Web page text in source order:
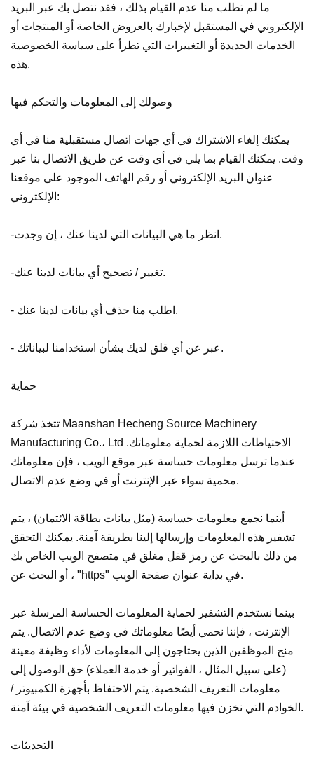
ما لم تطلب منا عدم القيام بذلك ، فقد نتصل بك عبر البريد
الإلكتروني في المستقبل لإخبارك بالعروض الخاصة أو المنتجات أو
الخدمات الجديدة أو التغييرات التي تطرأ على سياسة الخصوصية
هذه.
وصولك إلى المعلومات والتحكم فيها
يمكنك إلغاء الاشتراك في أي جهات اتصال مستقبلية منا في أي
وقت. يمكنك القيام بما يلي في أي وقت عن طريق الاتصال بنا عبر
عنوان البريد الإلكتروني أو رقم الهاتف الموجود على موقعنا
الإلكتروني:
-انظر ما هي البيانات التي لدينا عنك ، إن وجدت.
-تغيير / تصحيح أي بيانات لدينا عنك.
- اطلب منا حذف أي بيانات لدينا عنك.
- عبر عن أي قلق لديك بشأن استخدامنا لبياناتك.
حماية
تتخذ شركة Maanshan Hecheng Source Machinery
Manufacturing Co.، Ltd الاحتياطات اللازمة لحماية معلوماتك.
عندما ترسل معلومات حساسة عبر موقع الويب ، فإن معلوماتك
محمية سواء عبر الإنترنت أو في وضع عدم الاتصال.
أينما نجمع معلومات حساسة (مثل بيانات بطاقة الائتمان) ، يتم
تشفير هذه المعلومات وإرسالها إلينا بطريقة آمنة. يمكنك التحقق
من ذلك بالبحث عن رمز قفل مغلق في متصفح الويب الخاص بك
، أو البحث عن "https" في بداية عنوان صفحة الويب.
بينما نستخدم التشفير لحماية المعلومات الحساسة المرسلة عبر
الإنترنت ، فإننا نحمي أيضًا معلوماتك في وضع عدم الاتصال. يتم
منح الموظفين الذين يحتاجون إلى المعلومات لأداء وظيفة معينة
(على سبيل المثال ، الفواتير أو خدمة العملاء) حق الوصول إلى
معلومات التعريف الشخصية. يتم الاحتفاظ بأجهزة الكمبيوتر /
الخوادم التي نخزن فيها معلومات التعريف الشخصية في بيئة آمنة.
التحديثات